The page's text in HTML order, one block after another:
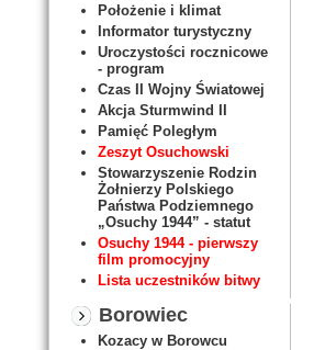
Położenie i klimat
Informator turystyczny
Uroczystości rocznicowe
- program
Czas II Wojny Światowej
Akcja Sturmwind II
Pamięć Poległym
Zeszyt Osuchowski
Stowarzyszenie Rodzin
Żołnierzy Polskiego
Państwa Podziemnego
„Osuchy 1944” - statut
Osuchy 1944 - pierwszy
film promocyjny
Lista uczestników bitwy
Borowiec
Kozacy w Borowcu